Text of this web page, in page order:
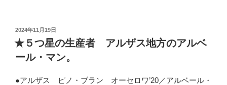
投
稿
日:
2024年11月19日
★５つ星の生産者 アルザス地方のアルベ
ール・マン。
●アルザス ピノ・ブラン オーセロワ’20／アルベール・